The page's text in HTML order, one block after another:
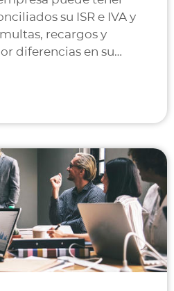
su ISR e IVA y
recargos y
diferencias en su